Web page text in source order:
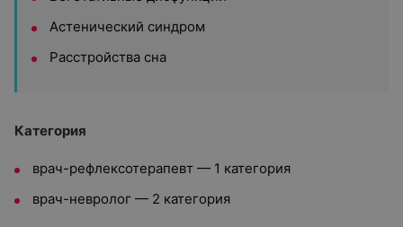
Астенический синдром
Расстройства сна
Категория
врач-рефлексотерапевт — 1 категория
врач-невролог — 2 категория